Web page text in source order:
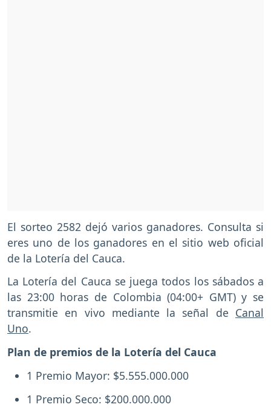
El sorteo 2582 dejó varios ganadores. Consulta si
eres uno de los ganadores en el sitio web oficial
de la Lotería del Cauca.
La Lotería del Cauca se juega todos los sábados a
las 23:00 horas de Colombia (04:00+ GMT) y se
transmitie en vivo mediante la señal de Canal
Uno.
Plan de premios de la Lotería del Cauca
1 Premio Mayor: $5.555.000.000
1 Premio Seco: $200.000.000